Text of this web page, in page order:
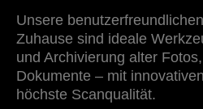
Unsere
Zuhause sind ideale
und Archivierung alter
Dokumente – mit
höchste Scanqualität.